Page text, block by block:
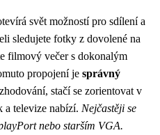
svět možností pro sdílení a
sledujete fotky z dovolené na
filmový večer s dokonalým
propojení je správný
stačí se zorientovat v
a televize nabízí. Nejčastěji se
nebo starším VGA.